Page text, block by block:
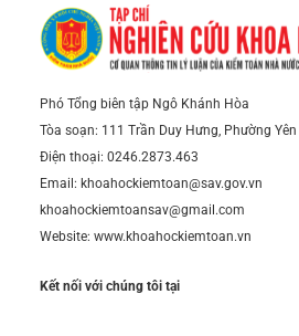
Phó Tổng biên tập Ngô Khánh Hòa
Tòa soạn: 111 Trần Duy Hưng, Phường
Điện thoại: 0246.2873.463
Email: khoahockiemtoan@sav.gov.vn
khoahockiemtoansav@gmail.com
Website: www.khoahockiemtoan.vn
Kết nối với chúng tôi tại